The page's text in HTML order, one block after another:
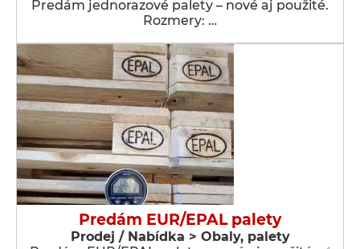
Predám jednorazové palety – nové aj použité.
Rozmery: …
Predám EUR/EPAL palety
Prodej / Nabídka > Obaly, palety